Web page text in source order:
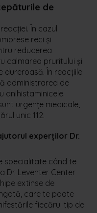
de
În cazul
reci și
reducerea
calmarea pruritului și
dureroasă. În reacțiile
administrarea de
anihistaminicele.
urgențe medicale,
unic 112.
experților Dr.
specialitate când te
Dr. Leventer Center
extinse de
care te poate
fiecărui tip de